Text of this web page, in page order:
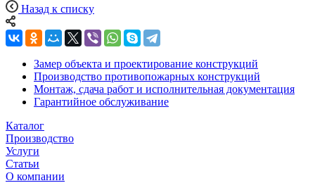
Назад к списку
Замер объекта и проектирование конструкций
Производство противопожарных конструкций
Монтаж, сдача работ и исполнительная документация
Гарантийное обслуживание
Каталог
Производство
Услуги
Статьи
О компании